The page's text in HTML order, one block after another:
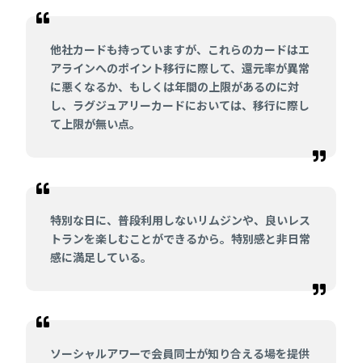
他社カードも持っていますが、これらのカードはエ
アラインへのポイント移行に際して、還元率が異常
に悪くなるか、もしくは年間の上限があるのに対
し、ラグジュアリーカードにおいては、移行に際し
て上限が無い点。
特別な日に、普段利用しないリムジンや、良いレス
トランを楽しむことができるから。特別感と非日常
感に満足している。
ソーシャルアワーで会員同士が知り合える場を提供